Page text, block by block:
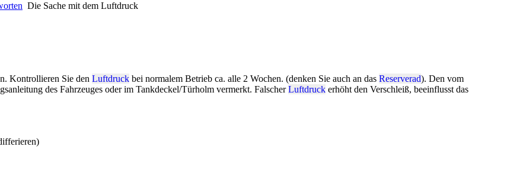
Die Sache mit dem Luftdruck
Kontrollieren Sie den Luftdruck bei normalem Betrieb ca. alle 2 Wochen. (denken Sie auch an das Reserverad). Den vom
des Fahrzeuges oder im Tankdeckel/Türholm vermerkt. FalscherLuftdruck erhöht den Verschleiß, beeinflusst das